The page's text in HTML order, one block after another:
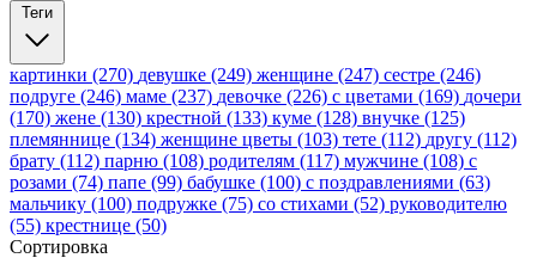
Теги
картинки (270) девушке (249) женщине (247) сестре (246)
подруге (246) маме (237) девочке (226) с цветами (169) дочери
(170) жене (130) крестной (133) куме (128) внучке (125)
племяннице (134) женщине цветы (103) тете (112) другу (112)
брату (112) парню (108) родителям (117) мужчине (108) с
розами (74) папе (99) бабушке (100) с поздравлениями (63)
мальчику (100) подружке (75) со стихами (52) руководителю
(55) крестнице (50)
Сортировка